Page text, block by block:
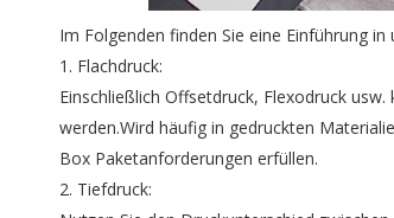
Im Folgenden finden Sie eine Einführung
1. Flachdruck:
Einschließlich Offsetdruck, Flexodruck
werden.Wird häufig in gedruckten
Box Paketanforderungen erfüllen.
2. Tiefdruck: